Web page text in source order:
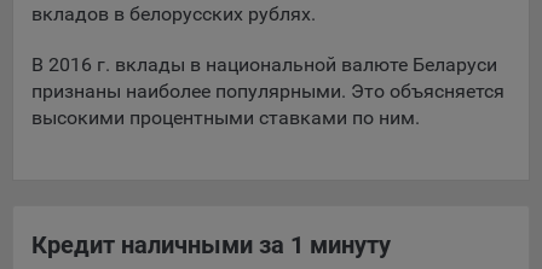
определять предпочтения пользователей сайта, в том числе
меры по совершенствованию работы сайта исходя из
предпочтений пользователей.
При этом, некоторые браузеры позволяют посещать
того, субъект персональных данных может удалить ранее
сохраненные файлов cookie выбрав соответствующую
вкладов в белорусских рублях.
В 2016 г. вклады в национальной валюте Беларуси
признаны наиболее популярными. Это объясняется
высокими процентными ставками по ним.
Кредит наличными за 1 минуту